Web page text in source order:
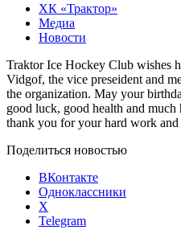
ХК «Трактор»
Медиа
Новости
Traktor Ice Hockey Club wishes
Vidgof, the vice preseident and
the organization. May your
good luck, good health and
thank you for your hard work and
Поделиться новостью
ВКонтакте
Одноклассники
X
Telegram